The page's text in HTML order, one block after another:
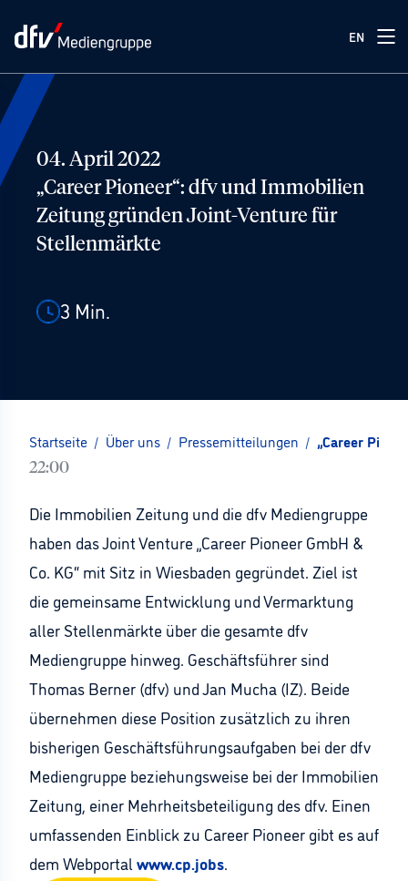
EN
04. April 2022
„Career Pioneer“: dfv und Immobilien
Zeitung gründen Joint-Venture für
Stellenmärkte
3 Min.
Startseite / Über uns / Pressemitteilungen / „Career
22:00
Die Immobilien Zeitung und die dfv Mediengruppe
haben das Joint Venture „Career Pioneer GmbH &
Co. KG“ mit Sitz in Wiesbaden gegründet. Ziel ist
die gemeinsame Entwicklung und Vermarktung
aller Stellenmärkte über die gesamte dfv
Mediengruppe hinweg. Geschäftsführer sind
Thomas Berner (dfv) und Jan Mucha (IZ). Beide
übernehmen diese Position zusätzlich zu ihren
bisherigen Geschäftsführungsaufgaben bei der dfv
Mediengruppe beziehungsweise bei der Immobilien
Zeitung, einer Mehrheitsbeteiligung des dfv. Einen
umfassenden Einblick zu Career Pioneer gibt es auf
dem Webportal www.cp.jobs.